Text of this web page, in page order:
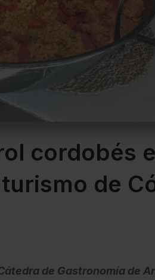
cordobés
de
de Gastronomía de